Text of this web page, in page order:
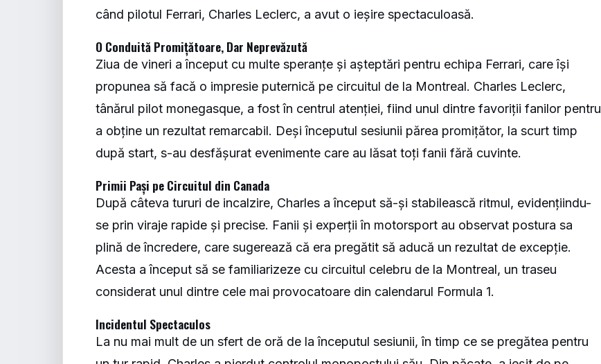
când pilotul Ferrari, Charles Leclerc, a avut o ieșire spectaculoasă.
O Conduită Promițătoare, Dar Neprevăzută
Ziua de vineri a început cu multe speranțe și așteptări pentru echipa Ferrari, care își
propunea să facă o impresie puternică pe circuitul de la Montreal. Charles Leclerc,
tânărul pilot monegasque, a fost în centrul atenției, fiind unul dintre favoriții fanilor pentru
a obține un rezultat remarcabil. Deși începutul sesiunii părea promițător, la scurt timp
după start, s-au desfășurat evenimente care au lăsat toți fanii fără cuvinte.
Primii Pași pe Circuitul din Canada
După câteva tururi de incalzire, Charles a început să-și stabilească ritmul, evidențiindu-
se prin viraje rapide și precise. Fanii și experții în motorsport au observat postura sa
plină de încredere, care sugerează că era pregătit să aducă un rezultat de excepție.
Acesta a început să se familiarizeze cu circuitul celebru de la Montreal, un traseu
considerat unul dintre cele mai provocatoare din calendarul Formula 1.
Incidentul Spectaculos
La nu mai mult de un sfert de oră de la începutul sesiunii, în timp ce se pregătea pentru